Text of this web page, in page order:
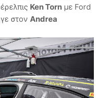
Ken Torn με Ford
στον Andrea